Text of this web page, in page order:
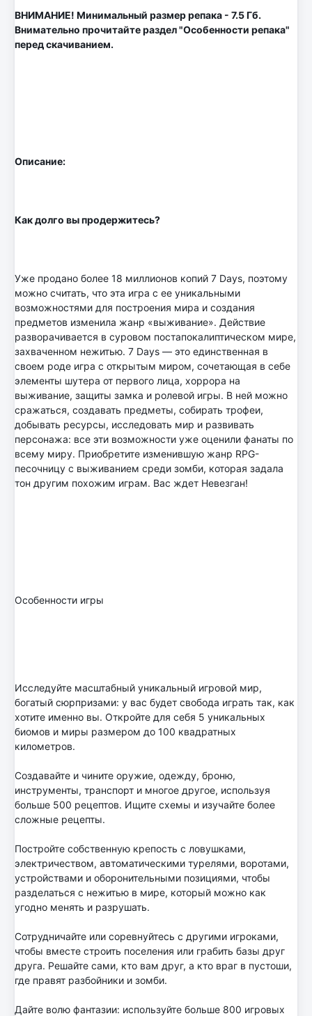
ВНИМАНИЕ! Минимальный размер репака - 7.5 Гб.
Внимательно прочитайте раздел "Особенности репака"
перед скачиванием.
Описание:
Как долго вы продержитесь?
Уже продано более 18 миллионов копий 7 Days, поэтому
можно считать, что эта игра с ее уникальными
возможностями для построения мира и создания
предметов изменила жанр «выживание». Действие
разворачивается в суровом постапокалиптическом мире,
захваченном нежитью. 7 Days — это единственная в
своем роде игра с открытым миром, сочетающая в себе
элементы шутера от первого лица, хоррора на
выживание, защиты замка и ролевой игры. В ней можно
сражаться, создавать предметы, собирать трофеи,
добывать ресурсы, исследовать мир и развивать
персонажа: все эти возможности уже оценили фанаты по
всему миру. Приобретите изменившую жанр RPG-
песочницу с выживанием среди зомби, которая задала
тон другим похожим играм. Вас ждет Невезган!
Особенности игры
Исследуйте масштабный уникальный игровой мир,
богатый сюрпризами: у вас будет свобода играть так, как
хотите именно вы. Откройте для себя 5 уникальных
биомов и миры размером до 100 квадратных
километров.
Создавайте и чините оружие, одежду, броню,
инструменты, транспорт и многое другое, используя
больше 500 рецептов. Ищите схемы и изучайте более
сложные рецепты.
Постройте собственную крепость с ловушками,
электричеством, автоматическими турелями, воротами,
устройствами и оборонительными позициями, чтобы
разделаться с нежитью в мире, который можно как
угодно менять и разрушать.
Сотрудничайте или соревнуйтесь с другими игроками,
чтобы вместе строить поселения или грабить базы друг
друга. Решайте сами, кто вам друг, а кто враг в пустоши,
где правят разбойники и зомби.
Дайте волю фантазии: используйте больше 800 игровых